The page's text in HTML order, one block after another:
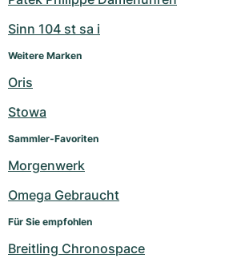
Sinn 104 st sa i
Weitere Marken
Oris
Stowa
Sammler-Favoriten
Morgenwerk
Omega Gebraucht
Für Sie empfohlen
Breitling Chronospace